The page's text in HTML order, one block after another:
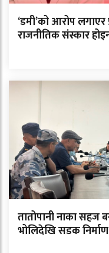
‘डमी’को आरोप लगाएर
राजनीतिक संस्कार
तातोपानी नाका सहज
भोलिदेखि सडक